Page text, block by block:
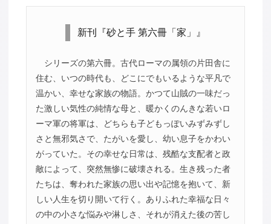
新刊『砂と手 第六冊「家」』
シリーズの第六冊。古代ローマの属領の片田舎に
住む、いつの時代も、どこにでもいるような平凡で
温かい、幸せな家族の物語。かつて山賊の一味だっ
た激しい気性の純情な母と、暖かくのんきな若いロ
ーマ軍の将軍は、どちらも子どもっぽいみずみずし
さと無邪気さで、たがいを愛し、幼い息子をかわい
がっていた。その幸せな日常は、残酷な支配者と政
敵によって、突然無惨に破壊される。生き残った者
たちは、奪われた家族の思い出や記憶を抱いて、新
しい人生を切り開いて行く。ありふれた幸福な日々
の中の小さな悩みや淋しさ、それが消えた後の苦し